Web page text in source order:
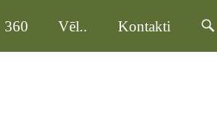
360 Vēl.. Kontakti